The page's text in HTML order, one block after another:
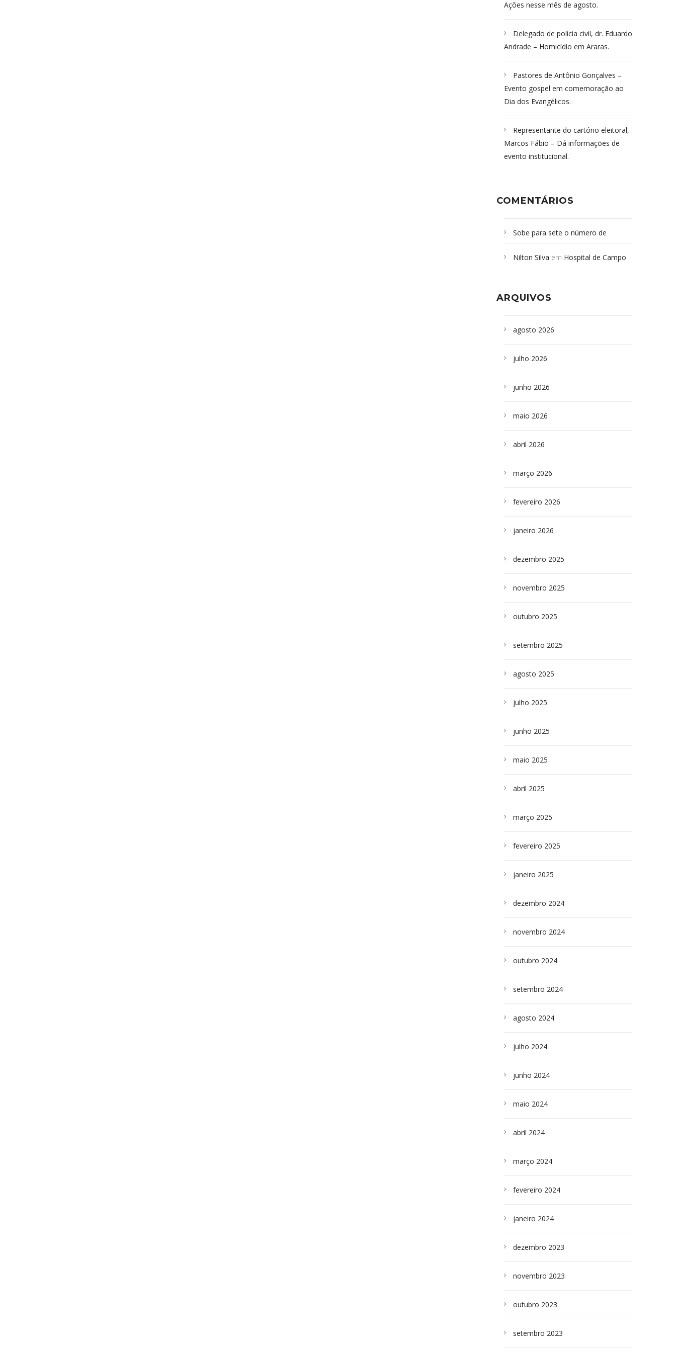
Ações nesse mês de agosto.
Delegado de polícia civil, dr. Eduardo
Andrade – Homicídio em Araras.
Pastores de Antônio Gonçalves –
Evento gospel em comemoração ao
Dia dos Evangélicos.
Representante do cartório eleitoral,
Marcos Fábio – Dá informações de
evento institucional.
COMENTÁRIOS
Sobe para sete o número de
desabamento em São Paulo - Revista
sepultados em SP
Nilton Silva em Hospital de Campo
ARQUIVOS
agosto 2026
julho 2026
junho 2026
maio 2026
abril 2026
março 2026
fevereiro 2026
janeiro 2026
dezembro 2025
novembro 2025
outubro 2025
setembro 2025
agosto 2025
julho 2025
junho 2025
maio 2025
abril 2025
março 2025
fevereiro 2025
janeiro 2025
dezembro 2024
novembro 2024
outubro 2024
setembro 2024
agosto 2024
julho 2024
junho 2024
maio 2024
abril 2024
março 2024
fevereiro 2024
janeiro 2024
dezembro 2023
novembro 2023
outubro 2023
setembro 2023